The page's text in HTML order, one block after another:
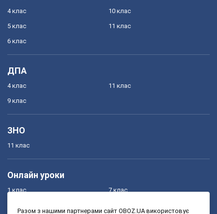
4 клас
5 клас
6 клас
10 клас
11 клас
ДПА
4 клас
9 клас
11 клас
ЗНО
11 клас
Онлайн уроки
1 клас 7 клас
Разом з нашими партнерами сайт OBOZ.UA використовує